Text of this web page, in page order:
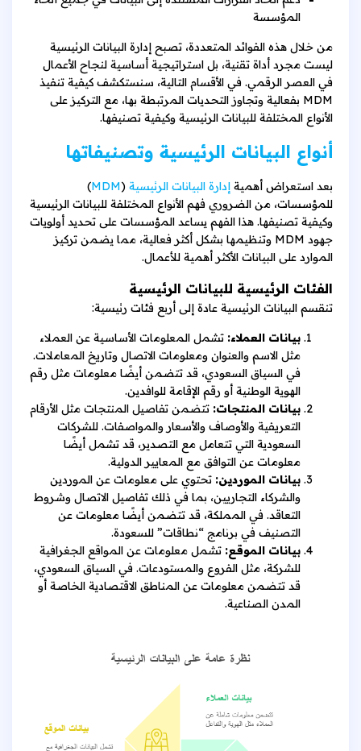
المؤسسة
من خلال هذه الفوائد المتعددة، تصبح إدارة البيانات الرئيسية
ليست مجرد أداة تقنية، بل استراتيجية أساسية لنجاح الأعمال
في العصر الرقمي. في الأقسام التالية، سنستكشف كيفية تنفيذ
MDM بفعالية وتجاوز التحديات المرتبطة بها، مع التركيز على
الأنواع المختلفة للبيانات الرئيسية وكيفية تصنيفها.
أنواع البيانات الرئيسية وتصنيفاتها
بعد استعراض أهمية إدارة البيانات الرئيسية (
MDM
)
للمؤسسات، من الضروري فهم الأنواع المختلفة للبيانات الرئيسية
وكيفية تصنيفها. هذا الفهم يساعد المؤسسات على تحديد أولويات
جهود MDM وتنظيمها بشكل أكثر فعالية، مما يضمن تركيز
الموارد على البيانات الأكثر أهمية للأعمال.
الفئات الرئيسية للبيانات الرئيسية
تنقسم البيانات الرئيسية عادة إلى أربع فئات رئيسية:
بيانات العملاء: تشمل المعلومات الأساسية عن العملاء
مثل الاسم والعنوان ومعلومات الاتصال وتاريخ المعاملات.
في السياق السعودي، قد تتضمن أيضًا معلومات مثل رقم
الهوية الوطنية أو رقم الإقامة للوافدين.
بيانات المنتجات: تتضمن تفاصيل المنتجات مثل الأرقام
التعريفية والأوصاف والأسعار والمواصفات. للشركات
السعودية التي تتعامل مع التصدير، قد تشمل أيضًا
معلومات عن التوافق مع المعايير الدولية.
بيانات الموردين: تحتوي على معلومات عن الموردين
والشركاء التجاريين، بما في ذلك تفاصيل الاتصال وشروط
التعاقد. في المملكة، قد تتضمن أيضًا معلومات عن
التصنيف في برنامج “نطاقات” للسعودة.
بيانات الموقع: تشمل معلومات عن المواقع الجغرافية
للشركة، مثل الفروع والمستودعات. في السياق السعودي،
قد تتضمن معلومات عن المناطق الاقتصادية الخاصة أو
المدن الصناعية.